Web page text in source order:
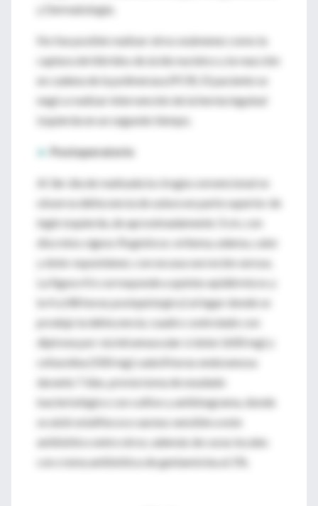
y Dermatología.
No fue posible realizar otros exámenes como la
captura de híbridos de ácido nucleico y la reacción
en cadena de la polimerasa (PCR). El paciente se
negó a realizar intervención de la hernia inguinal
izquierda en un segundo tiempo.
► Postoperatorio
Al 3er día de realizada la cirugía convencional se
observa dehiscencia de sutura en parte superior de
ingle izquierda, de aproximadamente 3 cm, con
discretos signos flogísticos: eritema, edema, calor
y dolor espontáneo; con escasa secreción serosa.
La figura 4 b corresponde a quistes epidérmicos y
la 4 a (48 horas postquirúrgico) al lugar donde se
produjo la dehiscencia; cuadro controlado con
dipirona por vía intramuscular si dolor (600 mg) y
cefazolina (500 mg) cada 8 horas endovenosa
durante 7 días, previa toma de exudado
bacteriológico con cultivo y antibiograma, donde
se aisló estafilococo aureus sensible a este
antibiótico entre otros; además de curas locales
con crema antibiótica de gentamicina al 1%.